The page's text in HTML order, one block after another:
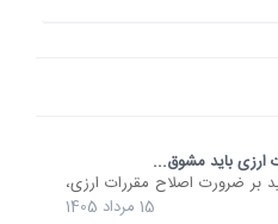
ارزی باید مشوق...
بر ضرورت اصلاح مقررات ارزی،
15 مرداد 1405